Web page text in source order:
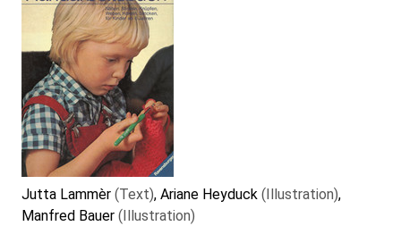
Jutta Lammèr (Text), Ariane Heyduck (Illustration),
Manfred Bauer (Illustration)